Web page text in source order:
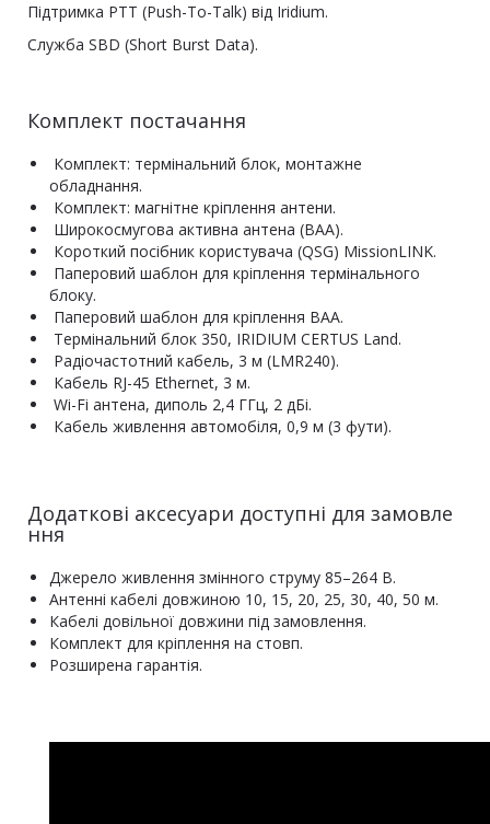
Підтримка PTT (Push-To-Talk) від Iridium.
Служба SBD (Short Burst Data).
Комплект постачання
Комплект: термінальний блок, монтажне
обладнання.
Комплект: магнітне кріплення антени.
Широкосмугова активна антена (BAA).
Короткий посібник користувача (QSG) MissionLINK.
Паперовий шаблон для кріплення термінального
блоку.
Паперовий шаблон для кріплення BAA.
Термінальний блок 350, IRIDIUM CERTUS Land.
Радіочастотний кабель, 3 м (LMR240).
Кабель RJ-45 Ethernet, 3 м.
Wi-Fi антена, диполь 2,4 ГГц, 2 дБі.
Кабель живлення автомобіля, 0,9 м (3 фути).
Додаткові аксесуари доступні для замовле
ння
Джерело живлення змінного струму 85–264 В.
Антенні кабелі довжиною 10, 15, 20, 25, 30, 40, 50 м.
Кабелі довільної довжини під замовлення.
Комплект для кріплення на стовп.
Розширена гарантія.